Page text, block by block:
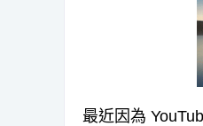
最近因為